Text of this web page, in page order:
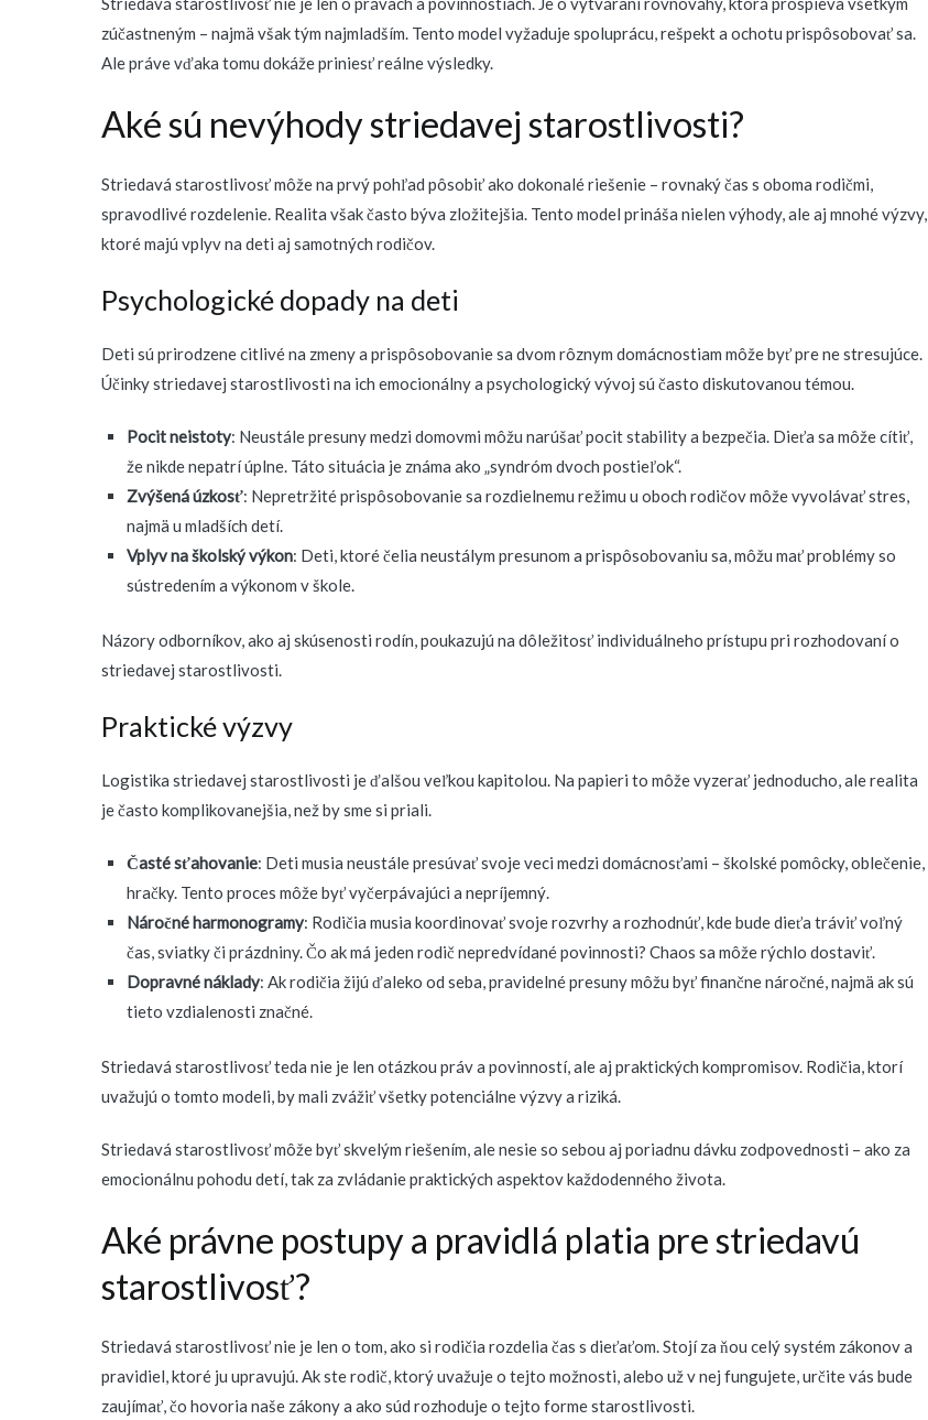
zúčastneným – najmä však tým najmladším. Tento model vyžaduje spoluprácu, rešpekt a ochotu prispôsobovať sa.
Ale práve vďaka tomu dokáže priniesť reálne výsledky.
Aké sú nevýhody striedavej starostlivosti?
Striedavá starostlivosť môže na prvý pohľad pôsobiť ako dokonalé riešenie – rovnaký čas s oboma rodičmi,
spravodlivé rozdelenie. Realita však často býva zložitejšia. Tento model prináša nielen výhody, ale aj mnohé výzvy,
ktoré majú vplyv na deti aj samotných rodičov.
Psychologické dopady na deti
Deti sú prirodzene citlivé na zmeny a prispôsobovanie sa dvom rôznym domácnostiam môže byť pre ne stresujúce.
Účinky striedavej starostlivosti na ich emocionálny a psychologický vývoj sú často diskutovanou témou.
Pocit neistoty: Neustále presuny medzi domovmi môžu narúšať pocit stability a bezpečia. Dieťa sa môže cítiť,
že nikde nepatrí úplne. Táto situácia je známa ako „syndróm dvoch postieľok“.
Zvýšená úzkosť: Nepretržité prispôsobovanie sa rozdielnemu režimu u oboch rodičov môže vyvolávať stres,
najmä u mladších detí.
Vplyv na školský výkon: Deti, ktoré čelia neustálym presunom a prispôsobovaniu sa, môžu mať problémy so
sústredením a výkonom v škole.
Názory odborníkov, ako aj skúsenosti rodín, poukazujú na dôležitosť individuálneho prístupu pri rozhodovaní o
striedavej starostlivosti.
Praktické výzvy
Logistika striedavej starostlivosti je ďalšou veľkou kapitolou. Na papieri to môže vyzerať jednoducho, ale realita
je často komplikovanejšia, než by sme si priali.
Časté sťahovanie: Deti musia neustále presúvať svoje veci medzi domácnosťami – školské pomôcky, oblečenie,
hračky. Tento proces môže byť vyčerpávajúci a nepríjemný.
Náročné harmonogramy: Rodičia musia koordinovať svoje rozvrhy a rozhodnúť, kde bude dieťa tráviť voľný
čas, sviatky či prázdniny. Čo ak má jeden rodič nepredvídané povinnosti? Chaos sa môže rýchlo dostaviť.
Dopravné náklady: Ak rodičia žijú ďaleko od seba, pravidelné presuny môžu byť finančne náročné, najmä ak sú
tieto vzdialenosti značné.
Striedavá starostlivosť teda nie je len otázkou práv a povinností, ale aj praktických kompromisov. Rodičia, ktorí
uvažujú o tomto modeli, by mali zvážiť všetky potenciálne výzvy a riziká.
Striedavá starostlivosť môže byť skvelým riešením, ale nesie so sebou aj poriadnu dávku zodpovednosti – ako za
emocionálnu pohodu detí, tak za zvládanie praktických aspektov každodenného života.
Aké právne postupy a pravidlá platia pre striedavú
starostlivosť?
Striedavá starostlivosť nie je len o tom, ako si rodičia rozdelia čas s dieťaťom. Stojí za ňou celý systém zákonov a
pravidiel, ktoré ju upravujú. Ak ste rodič, ktorý uvažuje o tejto možnosti, alebo už v nej fungujete, určite vás bude
zaujímať, čo hovoria naše zákony a ako súd rozhoduje o tejto forme starostlivosti.